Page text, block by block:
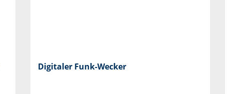
Digitaler Funk-Wecker